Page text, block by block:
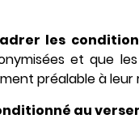
les
et que
préalable à leur
au